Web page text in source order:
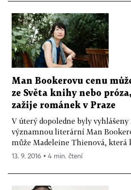
Man Bookerovu cenu
ze Světa knihy nebo
zažije románek v Praze
V úterý dopoledne byly vyhlášeny
významnou literární Man
může Madeleine Thienová, která
13. 9. 2016 ▪ 4 min. čtení